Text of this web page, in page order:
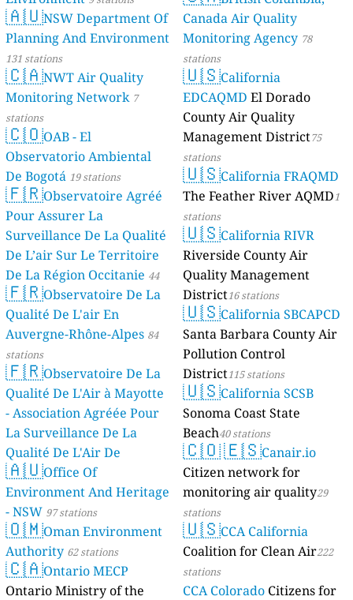
Canada Air Quality
Monitoring Agency 78
stations
🇺🇸California
EDCAQMDEl Dorado
County Air Quality
Management District75
stations
🇺🇸California FRAQMD
The Feather River AQMD1
stations
🇺🇸California RIVR
Riverside County Air
Quality Management
District16 stations
🇺🇸California SBCAPCD
Santa Barbara County Air
Pollution Control
District115 stations
🇺🇸California SCSB
Sonoma Coast State
Beach40 stations
🇨🇴🇪🇸Canair.io
Citizen network for
monitoring air quality29
stations
🇺🇸CCA California
Coalition for Clean Air222
stations
CCA Colorado Citizens for
🇦🇺NSW Department Of
Planning And Environment
131 stations
🇨🇦NWT Air Quality
Monitoring Network 7
stations
🇨🇴OAB - El
Observatorio Ambiental
De Bogotá 19 stations
🇫🇷Observatoire Agréé
Pour Assurer La
Surveillance De La Qualité
De L’air Sur Le Territoire
De La Région Occitanie 44
stations
🇫🇷Observatoire De La
Qualité De L'air En
Auvergne-Rhône-Alpes 84
stations
🇫🇷Observatoire De La
Qualité De L'Air à Mayotte
- Association Agréée Pour
La Surveillance De La
Qualité De L'Air De
Mayotte 4 stations
🇦🇺Office Of
Environment And Heritage
- NSW 97 stations
🇴🇲Oman Environment
Authority 62 stations
🇨🇦Ontario MECP
Ontario Ministry of the